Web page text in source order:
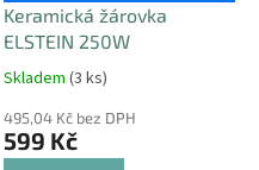
Keramická žárovka
ELSTEIN 250W
Skladem (3 ks)
495,04 Kč bez DPH
599 Kč